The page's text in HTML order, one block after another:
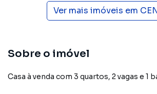
Ver mais imóveis em
Sobre o imóvel
Casa à venda com 3 quartos, 2 vagas e 1